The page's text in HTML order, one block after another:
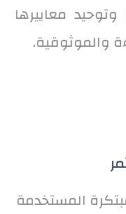
معاييرها
والموثوقية.
المستخدمة